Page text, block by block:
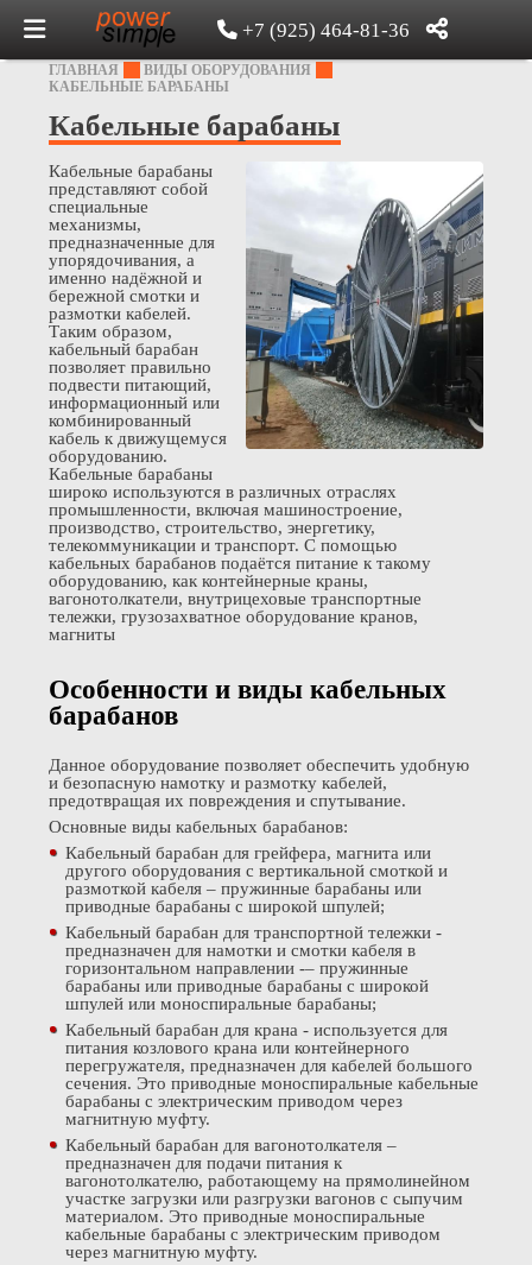
+7 (925) 464-81-36
ГЛАВНАЯ
ВИДЫ ОБОРУДОВАНИЯ
КАБЕЛЬНЫЕ БАРАБАНЫ
Кабельные барабаны
Кабельные барабаны
представляют собой
специальные
механизмы,
предназначенные для
упорядочивания, а
именно надёжной и
бережной смотки и
размотки кабелей.
Таким образом,
кабельный барабан
позволяет правильно
подвести питающий,
информационный или
комбинированный
кабель к движущемуся
оборудованию.
Кабельные барабаны
широко используются в различных отраслях
промышленности, включая машиностроение,
производство, строительство, энергетику,
телекоммуникации и транспорт. С помощью
кабельных барабанов подаётся питание к такому
оборудованию, как контейнерные краны,
вагонотолкатели, внутрицеховые транспортные
тележки, грузозахватное оборудование кранов,
магниты
Особенности и виды кабельных
барабанов
Данное оборудование позволяет обеспечить удобную
и безопасную намотку и размотку кабелей,
предотвращая их повреждения и спутывание.
Основные виды кабельных барабанов:
Кабельный барабан для грейфера, магнита или
другого оборудования с вертикальной смоткой и
размоткой кабеля – пружинные барабаны или
приводные барабаны с широкой шпулей;
Кабельный барабан для транспортной тележки -
предназначен для намотки и смотки кабеля в
горизонтальном направлении -– пружинные
барабаны или приводные барабаны с широкой
шпулей или моноспиральные барабаны;
Кабельный барабан для крана - используется для
питания козлового крана или контейнерного
перегружателя, предназначен для кабелей большого
сечения. Это приводные моноспиральные кабельные
барабаны с электрическим приводом через
магнитную муфту.
Кабельный барабан для вагонотолкателя –
предназначен для подачи питания к
вагонотолкателю, работающему на прямолинейном
участке загрузки или разгрузки вагонов с сыпучим
материалом. Это приводные моноспиральные
кабельные барабаны с электрическим приводом
через магнитную муфту.